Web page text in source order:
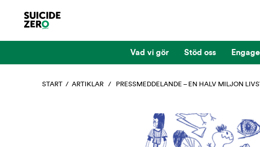
Vad vi gör Stöd oss
START / ARTIKLAR / PRESSMEDDELANDE – EN HALV MILJON